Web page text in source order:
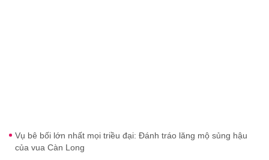
Vụ bê bối lớn nhất mọi triều đại: Đánh tráo lăng mộ sủng hậu
của vua Càn Long